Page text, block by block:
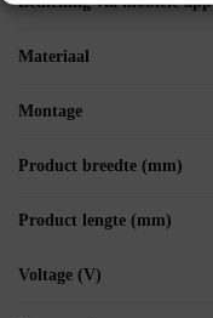
Materiaal
Montage
Product breedte (mm)
Product lengte (mm)
Voltage (V)